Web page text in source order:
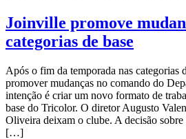
Joinville promove
categorias de base
Após o fim da temporada nas categorias
promover mudanças no comando do
intenção é criar um novo formato de
base do Tricolor. O diretor Augusto
Oliveira deixam o clube. A decisão
[…]